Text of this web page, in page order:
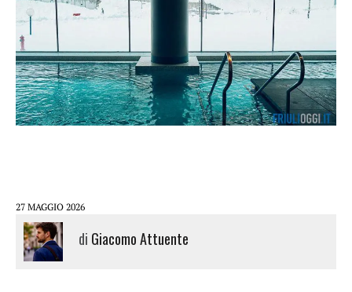
27 MAGGIO 2026
di Giacomo Attuente